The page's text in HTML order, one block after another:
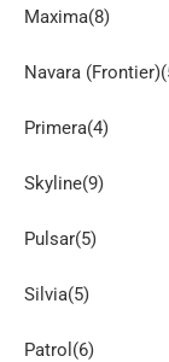
Maxima(8)
Navara
Primera(4)
Skyline(9)
Pulsar(5)
Silvia(5)
Patrol(6)